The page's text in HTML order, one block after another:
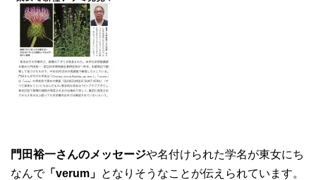
門田裕一さんのメッセージや名付けられた学名が東女にち
なんで「verum」 となりそうなことが伝えられています。